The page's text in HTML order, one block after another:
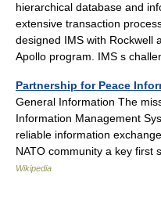
hierarchical database and
extensive transaction
designed IMS with Rockwell
Apollo program. IMS s
Partnership for Peace
General Information The
Information Management
reliable information
NATO community a key
Wikipedia